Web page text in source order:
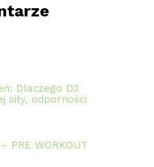
Dlaczego D3
siły, odporności
PRE WORKOUT